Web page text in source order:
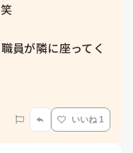
員が隣に座ってく
いいね 1